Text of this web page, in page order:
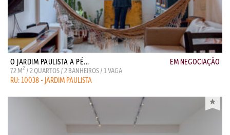
O JARDIM PAULISTA A PÉ... EM NEGOCIAÇÃO
72 M2 / 2 QUARTOS / 2 BANHEIROS / 1 VAGA
RU: 10038 - JARDIM PAULISTA